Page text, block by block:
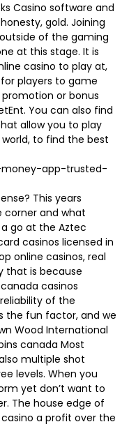
Casino software and
gold. Joining
of the gaming
at this stage. It is
casino to play at,
players to game
or bonus
You can also find
allow you to play
to find the best
app-trusted-
This years
corner and what
go at the Aztec
casinos licensed in
online casinos, real
that is because
casinos
of the
the fun factor, and we
Wood International
canada Most
multiple shot
levels. When you
yet don’t want to
The house edge of
a profit over the